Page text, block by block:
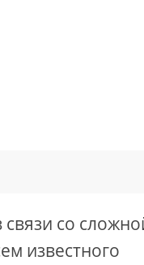
со
известного